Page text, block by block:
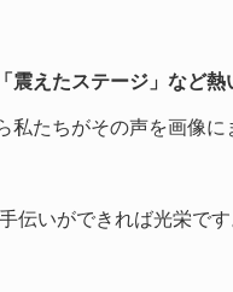
震えたステージ」など
私たちがその声を画像に
伝いができれば光栄です